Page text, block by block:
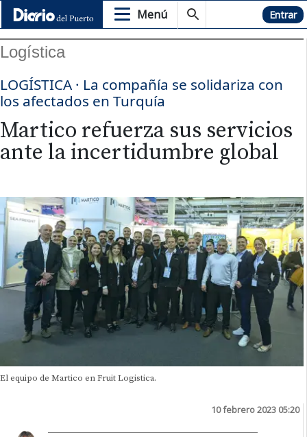
Menú Hemeroteca Entrar
Logística
LOGÍSTICA · La compañía se solidariza con
los afectados en Turquía
Martico refuerza sus servicios
ante la incertidumbre global
El equipo de Martico en Fruit Logistica.
10 febrero 2023 05:20